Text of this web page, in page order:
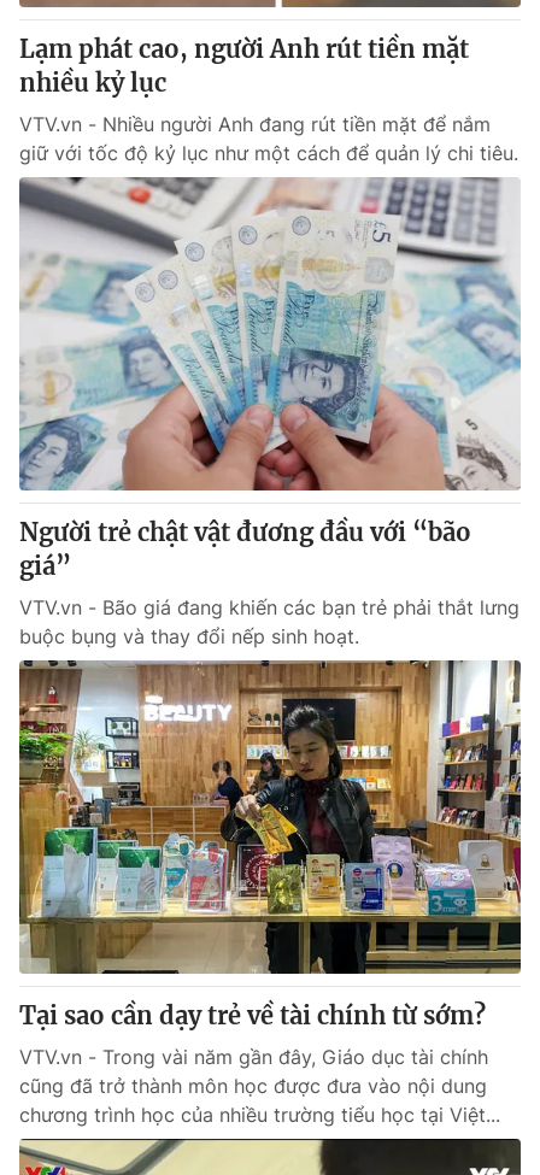
® Cấm sao chép dưới mọi hình thức nếu không có sự chấp
thuận bằng văn bản. Ghi rõ nguồn VTV.vn khi phát hành lại
thông tin từ website này.
Lạm phát cao, người Anh rút tiền mặt
nhiều kỷ lục
VTV.vn - Nhiều người Anh đang rút tiền mặt để nắm
giữ với tốc độ kỷ lục như một cách để quản lý chi tiêu.
Người trẻ chật vật đương đầu với “bão
giá”
VTV.vn - Bão giá đang khiến các bạn trẻ phải thắt lưng
buộc bụng và thay đổi nếp sinh hoạt.
Tại sao cần dạy trẻ về tài chính từ sớm?
VTV.vn - Trong vài năm gần đây, Giáo dục tài chính
cũng đã trở thành môn học được đưa vào nội dung
chương trình học của nhiều trường tiểu học tại Việt...